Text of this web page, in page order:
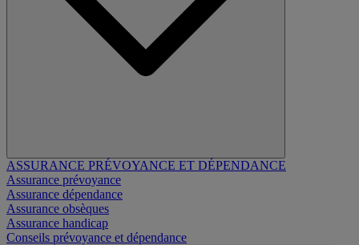
ASSURANCE PRÉVOYANCE ET DÉPENDANCE
Assurance prévoyance
Assurance dépendance
Assurance obsèques
Assurance handicap
Conseils prévoyance et dépendance